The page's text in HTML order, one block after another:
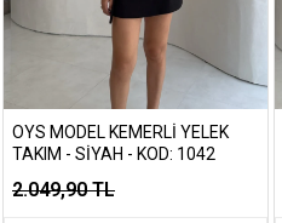
OYS MODEL KEMERLI YELEK
TAKIM - SIYAH - KOD: 1042
2.049,90 TL